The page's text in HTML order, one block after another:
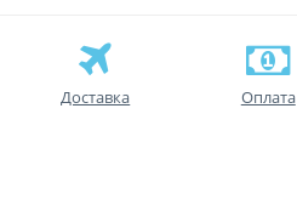
Доставка Оплата